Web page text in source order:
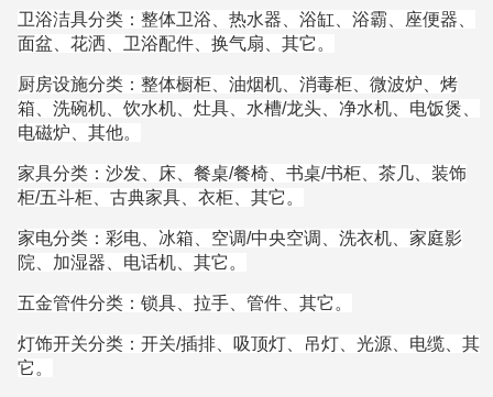
卫浴洁具分类：整体卫浴、热水器、浴缸、浴霸、座便器、
面盆、花洒、卫浴配件、换气扇、其它。
厨房设施分类：整体橱柜、油烟机、消毒柜、微波炉、烤
箱、洗碗机、饮水机、灶具、水槽/龙头、净水机、电饭煲、
电磁炉、其他。
家具分类：沙发、床、餐桌/餐椅、书桌/书柜、茶几、装饰
柜/五斗柜、古典家具、衣柜、其它。
家电分类：彩电、冰箱、空调/中央空调、洗衣机、家庭影
院、加湿器、电话机、其它。
五金管件分类：锁具、拉手、管件、其它。
灯饰开关分类：开关/插排、吸顶灯、吊灯、光源、电缆、其
它。